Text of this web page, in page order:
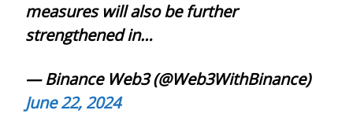
measures will also be further
strengthened in…
— Binance Web3 (@Web3WithBinance)
June 22, 2024